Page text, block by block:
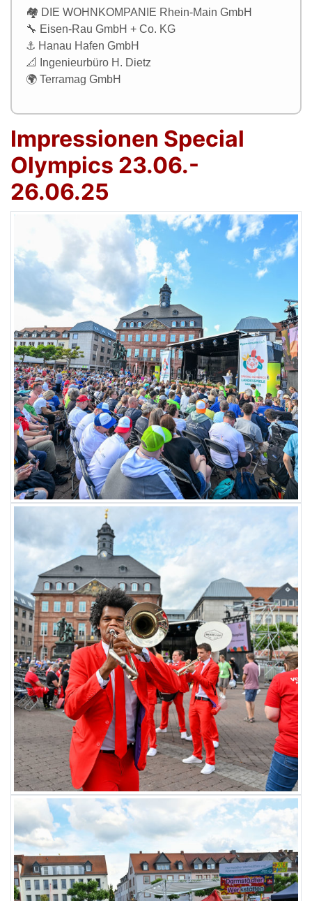
🏘️ DIE WOHNKOMPANIE Rhein-Main GmbH
🔧 Eisen-Rau GmbH + Co. KG
⚓ Hanau Hafen GmbH
📐 Ingenieurbüro H. Dietz
🌍 Terramag GmbH
Impressionen Special
Olympics 23.06.-
26.06.25